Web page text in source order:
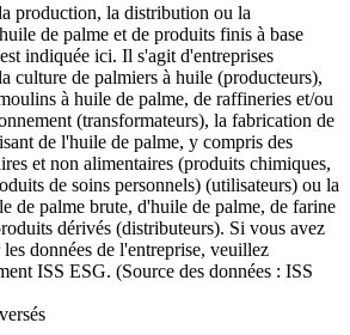
production, la distribution ou la
de palme et de produits finis à base
indiquée ici. Il s'agit d'entreprises
culture de palmiers à huile (producteurs),
à huile de palme, de raffineries et/ou
(transformateurs), la fabrication de
de l'huile de palme, y compris des
et non alimentaires (produits chimiques,
de soins personnels) (utilisateurs) ou la
de palme brute, d'huile de palme, de farine
dérivés (distributeurs). Si vous avez
les données de l'entreprise, veuillez
ISS ESG. (Source des données : ISS